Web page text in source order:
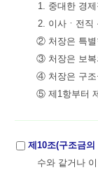
1. 중대한 경
2. 이사ㆍ전직
② 처장은 특별
③ 처장은 보복
④ 처장은 구조
⑤ 제1항부터
제10조(구조금
수와 같거나